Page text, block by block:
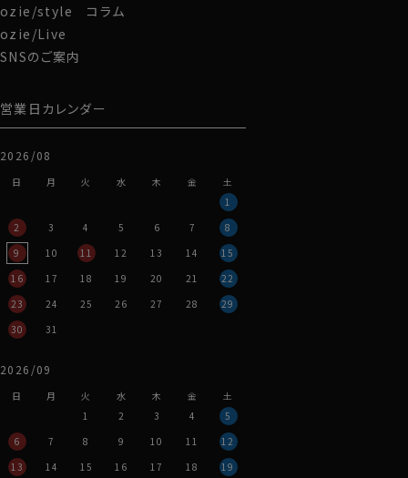
ozie/style コラム
ozie/Live
SNSのご案内
営業日カレンダー
2026/08
日 月 火 水 木 金
土
1
2
3 4 5 6 7
8
9
10 11 12 13 14
15
16
17 18 19 20 21
22
23
24 25 26 27 28
29
30
31
2026/09
日 月 火 水 木 金
土
1
2 3 4
5
6
7 8 9 10 11
12
13
14 15 16 17 18 19